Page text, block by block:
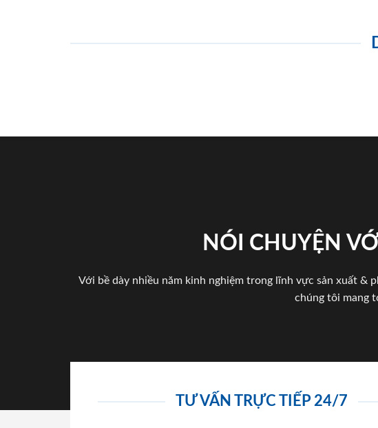
NÓI CHUYỆN
Với bề dày nhiều năm kinh nghiệm trong lĩnh vực sản xuất &
chúng tôi mang
TƯ VẤN TRỰC TIẾP 24/7